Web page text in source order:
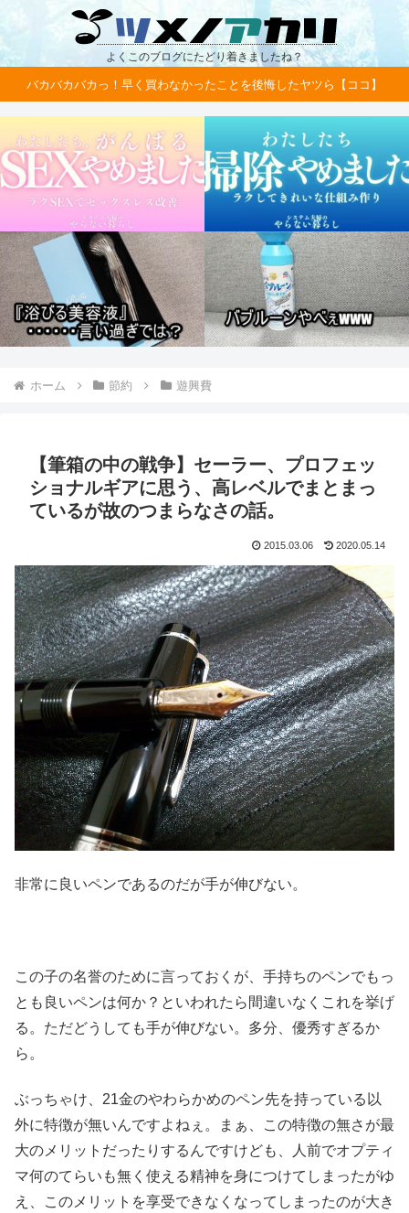
よくこのブログにたどり着きましたね？
バカバカバカっ！早く買わなかったことを後悔したヤツら【ココ】
ホーム 節約 遊興費
【筆箱の中の戦争】セーラー、プロフェッ
ショナルギアに思う、高レベルでまとまっ
ているが故のつまらなさの話。
2015.03.06 2020.05.14
非常に良いペンであるのだが手が伸びない。
この子の名誉のために言っておくが、手持ちのペンでもっ
とも良いペンは何か？といわれたら間違いなくこれを挙げ
る。ただどうしても手が伸びない。多分、優秀すぎるか
ら。
ぶっちゃけ、21金のやわらかめのペン先を持っている以
外に特徴が無いんですよねぇ。まぁ、この特徴の無さが最
大のメリットだったりするんですけども、人前でオプティ
マ何のてらいも無く使える精神を身につけてしまったがゆ
え、このメリットを享受できなくなってしまったのが大き